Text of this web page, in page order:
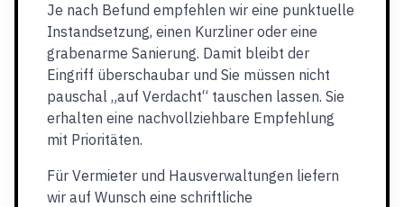
Je nach Befund empfehlen wir eine punktuelle
Instandsetzung, einen Kurzliner oder eine
grabenarme Sanierung. Damit bleibt der
Eingriff überschaubar und Sie müssen nicht
pauschal „auf Verdacht“ tauschen lassen. Sie
erhalten eine nachvollziehbare Empfehlung
mit Prioritäten.
Für Vermieter und Hausverwaltungen liefern
wir auf Wunsch eine schriftliche